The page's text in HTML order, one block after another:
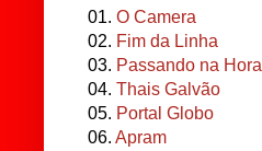
01. O Camera
02. Fim da Linha
03. Passando na Hora
04. Thais Galvão
05. Portal Globo
06. Apram